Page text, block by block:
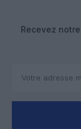
Recevez